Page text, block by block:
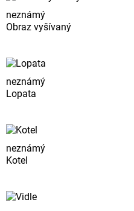
neznámý
Obraz vyšívaný
neznámý
Lopata
neznámý
Kotel